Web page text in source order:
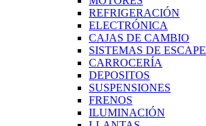
REFRIGERACIÓN
ELECTRÓNICA
CAJAS DE CAMBIO
SISTEMAS DE ESCAPE
CARROCERÍA
DEPOSITOS
SUSPENSIONES
FRENOS
ILUMINACIÓN